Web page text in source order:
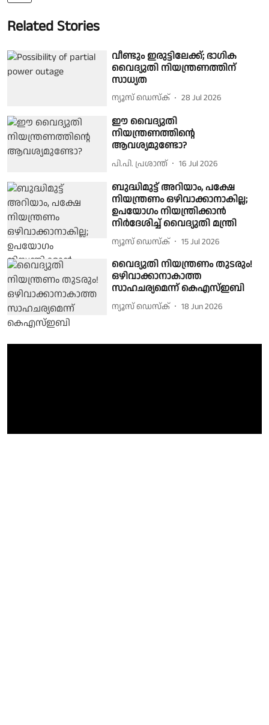
Related Stories
വീണ്ടും ഇരുട്ടിലേക്ക്; ഭാഗിക
വൈദ്യുതി നിയന്ത്രണത്തിന്
സാധ്യത
ന്യൂസ് ഡെസ്ക് 28 Jul 2026
ഈ വൈദ്യുതി
നിയന്ത്രണത്തിന്റെ
ആവശ്യമുണ്ടോ?
പി.പി. പ്രശാന്ത് 16 Jul 2026
ബുദ്ധിമുട്ട് അറിയാം, പക്ഷേ
നിയന്ത്രണം ഒഴിവാക്കാനാകില്ല;
ഉപയോഗം നിയന്ത്രിക്കാൻ
നിർദേശിച്ച് വൈദ്യുതി മന്ത്രി
ന്യൂസ് ഡെസ്ക് 15 Jul 2026
വൈദ്യുതി നിയന്ത്രണം തുടരും!
ഒഴിവാക്കാനാകാത്ത
സാഹചര്യമെന്ന് കെഎസ്ഇബി
ന്യൂസ് ഡെസ്ക് 18 Jun 2026